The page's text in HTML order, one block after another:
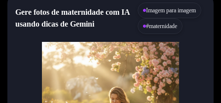
Gere fotos de maternidade com IA
usando dicas de Gemini
Imagem para imagem
#maternidade